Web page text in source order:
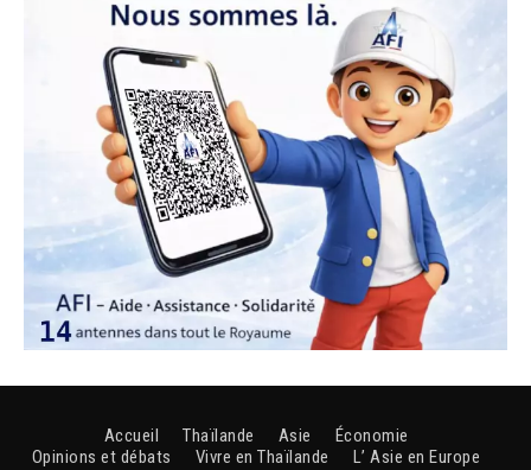
Accueil Thaïlande Asie
Économie
Opinions et débats
Vivre en Thaïlande
L’ Asie en Europe